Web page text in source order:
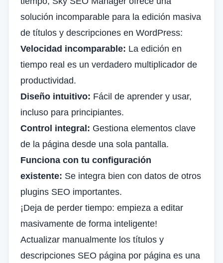
solución incomparable para la edición masiva
de títulos y descripciones en WordPress:
Velocidad incomparable: La edición en
tiempo real es un verdadero multiplicador de
productividad.
Diseño intuitivo: Fácil de aprender y usar,
incluso para principiantes.
Control integral: Gestiona elementos clave
de la página desde una sola pantalla.
Funciona con tu configuración
existente: Se integra bien con datos de otros
plugins SEO importantes.
¡Deja de perder tiempo: empieza a editar
masivamente de forma inteligente!
Actualizar manualmente los títulos y
descripciones SEO página por página es una